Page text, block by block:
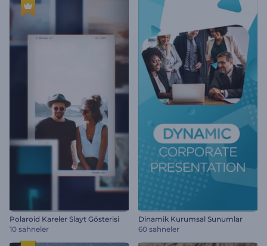
Polaroid Kareler Slayt Gösterisi
10 sahneler
Dinamik Kurumsal Sunumlar
60 sahneler